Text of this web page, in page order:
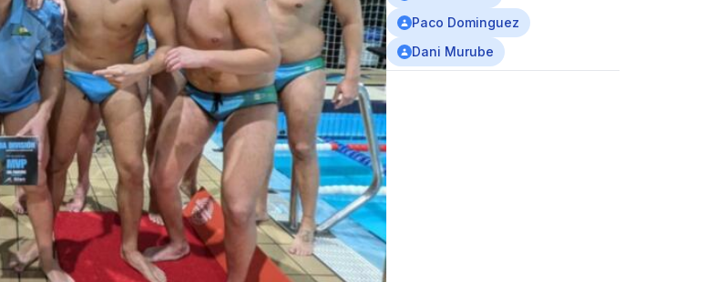
Paco Dominguez
Dani Murube